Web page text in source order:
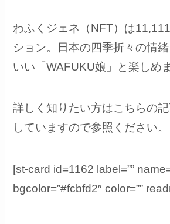
わふくジェネ（NFT）は
ション。日本の四季折々の情
いい「WAFUKU娘」と楽しめ
詳しく知りたい方はこちらの
していますので参照ください。
[st-card id=1162 label=””
bgcolor=”#fcbfd2″ color=””